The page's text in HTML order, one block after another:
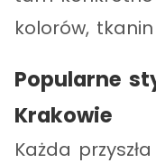
kolorów,
Popularne
Krakowie
Każda